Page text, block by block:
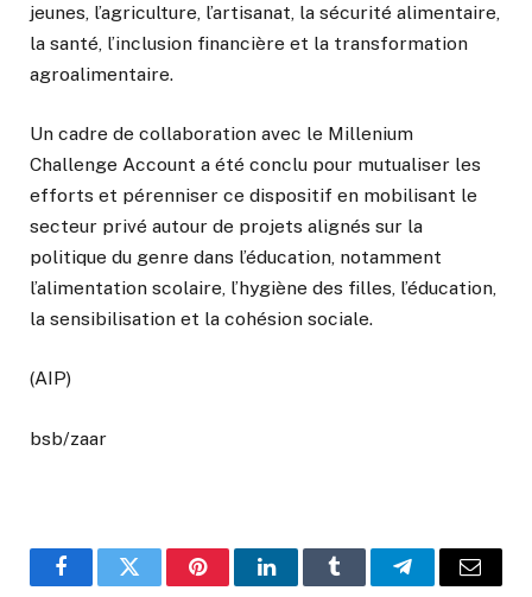
jeunes, l’agriculture, l’artisanat, la sécurité alimentaire,
la santé, l’inclusion financière et la transformation
agroalimentaire.
Un cadre de collaboration avec le Millenium
Challenge Account a été conclu pour mutualiser les
efforts et pérenniser ce dispositif en mobilisant le
secteur privé autour de projets alignés sur la
politique du genre dans l’éducation, notamment
l’alimentation scolaire, l’hygiène des filles, l’éducation,
la sensibilisation et la cohésion sociale.
(AIP)
bsb/zaar
FacebookTwitter PinterestLinkedInTumblr TelegramEmail